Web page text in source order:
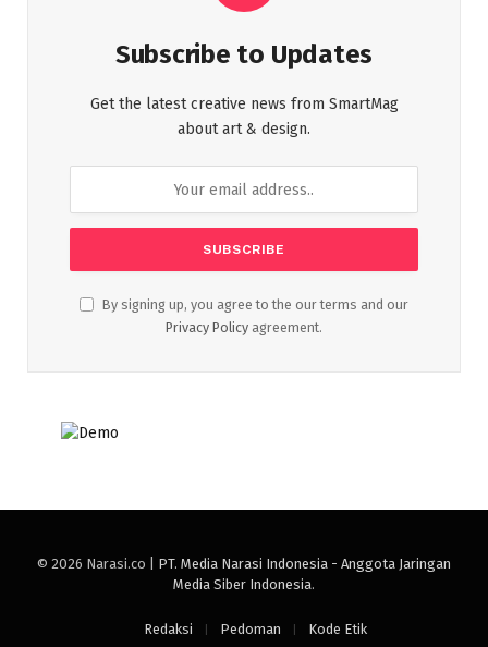
Subscribe to Updates
Get the latest creative news from SmartMag
about art & design.
By signing up, you agree to the our terms and our
Privacy Policy agreement.
© 2026 Narasi.co | PT. Media Narasi Indonesia - Anggota Jaringan
Media Siber Indonesia.
Redaksi Pedoman Kode Etik